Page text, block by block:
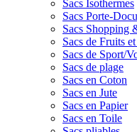
Sacs Isothermes
Sacs Porte-
Sacs Shopping
Sacs de Fruits
Sacs de Sport/
Sacs de plage
Sacs en Coton
Sacs en Jute
Sacs en Papier
Sacs en Toile